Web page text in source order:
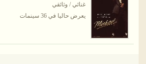
غنائي / وثائقي
يعرض حاليا في 36 سينمات